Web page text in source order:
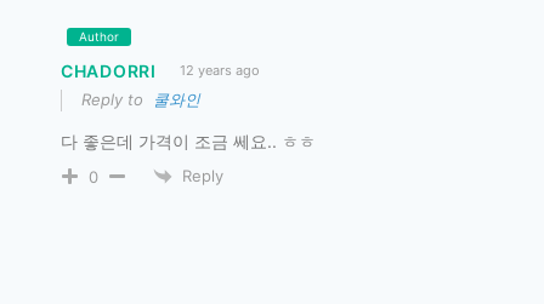
Author
CHADORRI 12 years ago
Reply to 쿨와인
다 좋은데 가격이 조금 쎄요.. ㅎㅎ
0 Reply